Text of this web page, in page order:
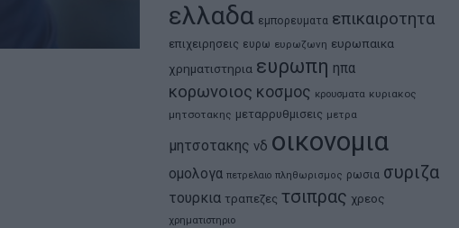
ελλαδα εμπορευματα επικαιροτητα
επιχειρησεις ευρω ευρωζωνη ευρωπαικα
χρηματιστηρια ευρωπη ηπα
κορωνοιος κοσμος κρουσματα κυριακος
μητσοτακης μεταρρυθμισεις μετρα
μητσοτακης νδ οικονομια
ομολογα πετρελαιο πληθωρισμος ρωσια συριζα
τουρκια τραπεζες τσιπρας χρεος
χρηματιστηριο